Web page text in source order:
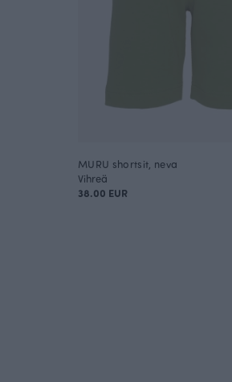
MURU shortsit, neva
Vihreä
38.00 EUR